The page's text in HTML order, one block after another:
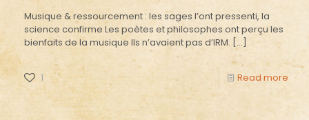
Musique & ressourcement : les sages l’ont pressenti, la
science confirme Les poètes et philosophes ont perçu les
bienfaits de la musique Ils n’avaient pas d’IRM. […]
1 Read more